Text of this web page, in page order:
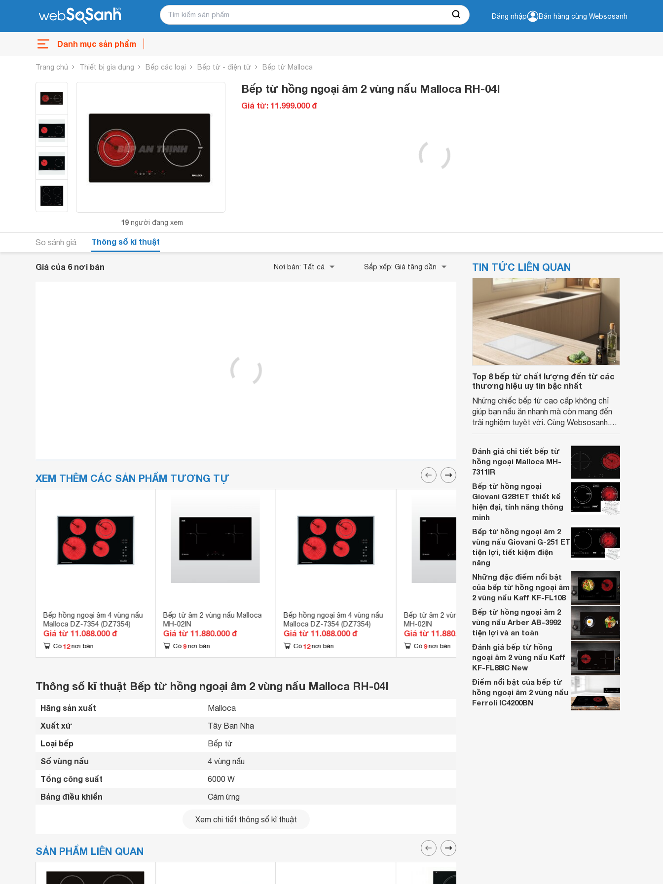
Đăng nhập Bán hàng cùng Websosanh
Danh mục sản phẩm
Trang chủ Thiết bị gia dụng Bếp các loại Bếp từ - điện từ Bếp từ Malloca
19 người đang xem
Bếp từ hồng ngoại âm 2 vùng nấu Malloca RH-04I
Giá từ: 11.999.000 đ
So sánh giá Thông số kĩ thuật
Giá của 6 nơi bán Nơi bán: Tất cả Sắp xếp: Giá tăng dần
XEM THÊM CÁC SẢN PHẨM TƯƠNG TỰ
Bếp hồng ngoại âm 4 vùng nấu
Malloca DZ-7354 (DZ7354)
Giá từ 11.088.000 đ
Có 12 nơi bán
Bếp từ âm 2 vùng nấu Malloca
MH-02IN
Giá từ 11.880.000 đ
Có 9 nơi bán
Bếp hồng ngoại âm 4 vùng nấu
Malloca DZ-7354 (DZ7354)
Giá từ 11.088.000 đ
Có 12 nơi bán
Bếp từ âm 2 vùng nấu Malloca
MH-02IN
Giá từ 11.880.000 đ
Có 9 nơi bán
Thông số kĩ thuật Bếp từ hồng ngoại âm 2 vùng nấu Malloca RH-04I
Hãng sản xuất Malloca
Xuất xứ Tây Ban Nha
Loại bếp Bếp từ
Số vùng nấu 4 vùng nấu
Tổng công suất 6000 W
Bảng điều khiển Cảm ứng
Chỉ sử dụng loại nồi có đế nhiễm từ
Tiện ích
Xem chi tiết thông số kĩ thuật
SẢN PHẨM LIÊN QUAN
TIN TỨC LIÊN QUAN
Top 8 bếp từ chất lượng đến từ các
thương hiệu uy tín bậc nhất
Những chiếc bếp từ cao cấp không chỉ
giúp bạn nấu ăn nhanh mà còn mang đến
trải nghiệm tuyệt vời. Cùng Websosanh.vn
từ các thương hiệu đình đám dưới đây
nhé.
Đánh giá chi tiết bếp từ
hồng ngoại Malloca MH-
7311IR
Bếp từ hồng ngoại
Giovani G281ET thiết kế
hiện đại, tính năng thông
minh
Bếp từ hồng ngoại âm 2
vùng nấu Giovani G-251 ET
tiện lợi, tiết kiệm điện
năng
Những đặc điểm nổi bật
của bếp từ hồng ngoại âm
2 vùng nấu Kaff KF-FL108
Bếp từ hồng ngoại âm 2
vùng nấu Arber AB-3992
tiện lợi và an toàn
Đánh giá bếp từ hồng
ngoại âm 2 vùng nấu Kaff
KF-FL88IC New
Điểm nổi bật của bếp từ
hồng ngoại âm 2 vùng nấu
Ferroli IC4200BN